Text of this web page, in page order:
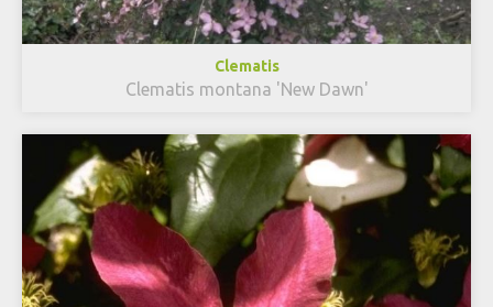
Clematis
Clematis montana 'New Dawn'